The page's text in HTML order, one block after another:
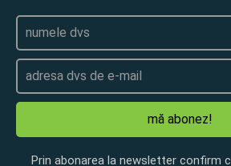
mă abonez!
Prin abonarea la newsletter confirm